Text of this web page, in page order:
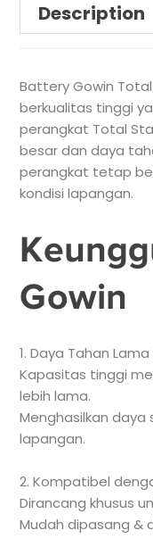
Description
Battery Gowin
berkualitas tinggi
perangkat Total
besar dan daya
perangkat tetap
kondisi lapangan.
Gowin
1. Daya Tahan
Kapasitas tinggi
lebih lama.
Menghasilkan
lapangan.
2. Kompatibel
Dirancang khusus
Mudah dipasang &